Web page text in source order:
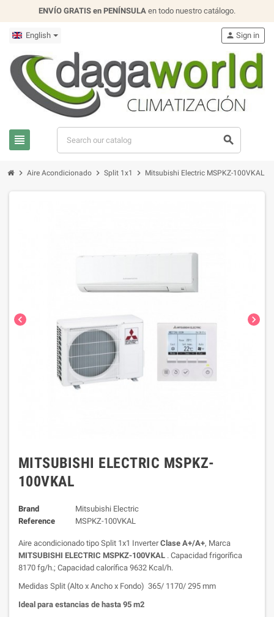
ENVÍO GRATIS en PENÍNSULA en todo nuestro catálogo.
English
view_headline search
person Sign in
chevron_right Aire Acondicionado chevron_right Split 1x1 chevron_right Mitsubishi Electric MSPKZ-100VKAL
chevron_left chevron_right
MITSUBISHI ELECTRIC MSPKZ-
100VKAL
Brand
Mitsubishi Electric
Reference
MSPKZ-100VKAL
Aire acondicionado tipo Split 1x1 InverterClase A+/A+, Marca
MITSUBISHI ELECTRIC MSPKZ-100VKAL . Capacidad frigorífica
8170 fg/h.; Capacidad calorífica 9632 Kcal/h.
Medidas Split (Alto x Ancho x Fondo) 365/ 1170/ 295 mm
Ideal para estancias de hasta 95 m2